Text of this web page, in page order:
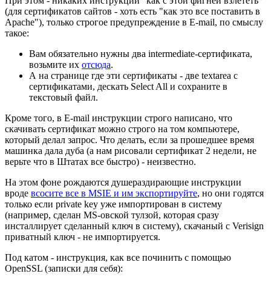
(для сертификатов сайтов - хоть есть "как это все поставить в
Apache"), только строгое предупреждение в E-mail, по смыслу
такое:
Вам обязательно нужны два intermediate-сертификата,
возьмите их отсюда.
А на странице где эти сертификаты - две textarea с
сертификатами, дескать Select All и сохраните в
текстовый файл.
Кроме того, в E-mail инструкции строго написано, что
скачивать сертификат можно строго на том компьютере,
который делал запрос. Что делать, если за прошедшее время
машинка дала дуба (а нам рисовали сертификат 2 недели, не
верьте что в Штатах все быстро) - неизвестно.
На этом фоне рождаются душераздирающие инструкции
вроде всосите все в MSIE и им экспортируйте, но они годятся
только если private key уже импортирован в систему
(например, сделан MS-овской тулзой, которая сразу
инсталлирует сделанный ключ в систему), скачаный с Verisign
приватный ключ - не импортируется.
Под катом - инструкция, как все починить с помощью
OpenSSL (записки для себя):